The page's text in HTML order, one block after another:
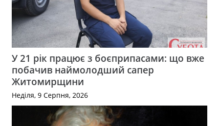
У 21 рік працює з боєприпасами: що вже
побачив наймолодший сапер
Житомирщини
Неділя, 9 Серпня, 2026